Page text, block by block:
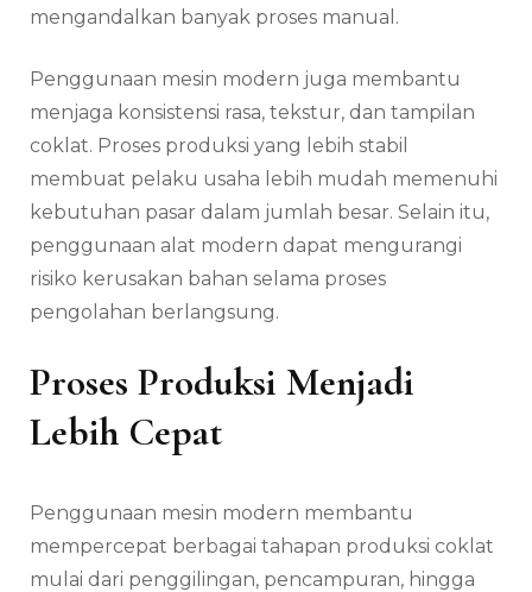
mengandalkan banyak proses manual.
Penggunaan mesin modern juga membantu
menjaga konsistensi rasa, tekstur, dan tampilan
coklat. Proses produksi yang lebih stabil
membuat pelaku usaha lebih mudah memenuhi
kebutuhan pasar dalam jumlah besar. Selain itu,
penggunaan alat modern dapat mengurangi
risiko kerusakan bahan selama proses
pengolahan berlangsung.
Proses Produksi Menjadi
Lebih Cepat
Penggunaan mesin modern membantu
mempercepat berbagai tahapan produksi coklat
mulai dari penggilingan, pencampuran, hingga